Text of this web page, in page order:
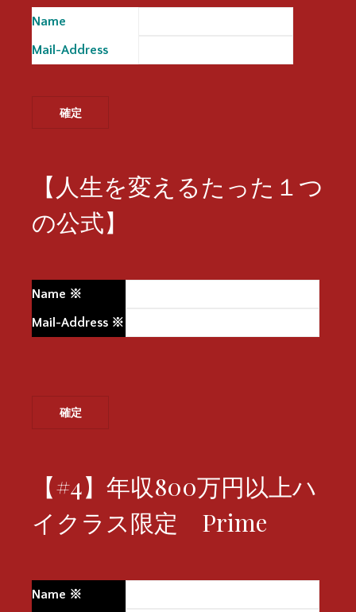
Name
Mail-Address
【人生を変えるたった１つ
の公式】
Name ※
Mail-Address ※
【#4】年収800万円以上ハ
イクラス限定 Prime
Name ※